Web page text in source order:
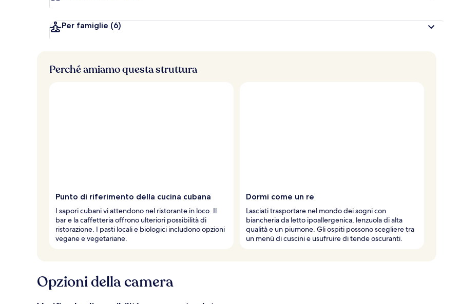
Per famiglie (6)
Perché amiamo questa struttura
Punto di riferimento della cucina cubana
I sapori cubani vi attendono nel ristorante in loco. Il
bar e la caffetteria offrono ulteriori possibilità di
ristorazione. I pasti locali e biologici includono opzioni
vegane e vegetariane.
Dormi come un re
Lasciati trasportare nel mondo dei sogni con
biancheria da letto ipoallergenica, lenzuola di alta
qualità e un piumone. Gli ospiti possono scegliere tra
un menù di cuscini e usufruire di tende oscuranti.
Opzioni della camera